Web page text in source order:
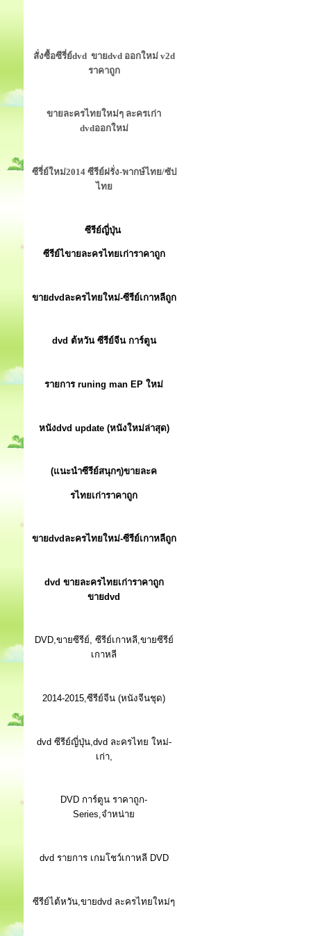
สั่งซื้อซีรี่ย์dvd ขายdvd ออกใหม่ v2d
ราคาถูก
ขายละครไทยใหม่ๆ ละครเก่า
dvdออกใหม่
ซีรี่ย์ใหม่2014 ซีรีย์ฝรั่ง-พากษ์ไทย/ซัป
ไทย
ซีรีย์ญี่ปุ่น
ซีรีย์ไขายละครไทยเก่าราคาถูก
ขายdvdละครไทยใหม่-ซีรีย์เกาหลีถูก
dvd ต้หวัน ซีรีย์จีน การ์ตูน
รายการ runing man EP ใหม่
หนังdvd update (หนังใหม่ล่าสุด)
(แนะนำซีรีย์สนุกๆ)ขายละค
รไทยเก่าราคาถูก
ขายdvdละครไทยใหม่-ซีรีย์เกาหลีถูก
dvd ขายละครไทยเก่าราคาถูก
ขายdvd
DVD,ขายซีรีย์, ซีรีย์เกาหลี,ขายซีรีย์
เกาหลี
2014-2015,ซีรีย์จีน (หนังจีนชุด)
dvd ซีรีย์ญี่ปุ่น,dvd ละครไทย ใหม่-
เก่า,
DVD การ์ตูน ราคาถูก-
Series,จำหน่าย
dvd รายการ เกมโชว์เกาหลี DVD
ซีรีย์ไต้หวัน,ขายdvd ละครไทยใหม่ๆ